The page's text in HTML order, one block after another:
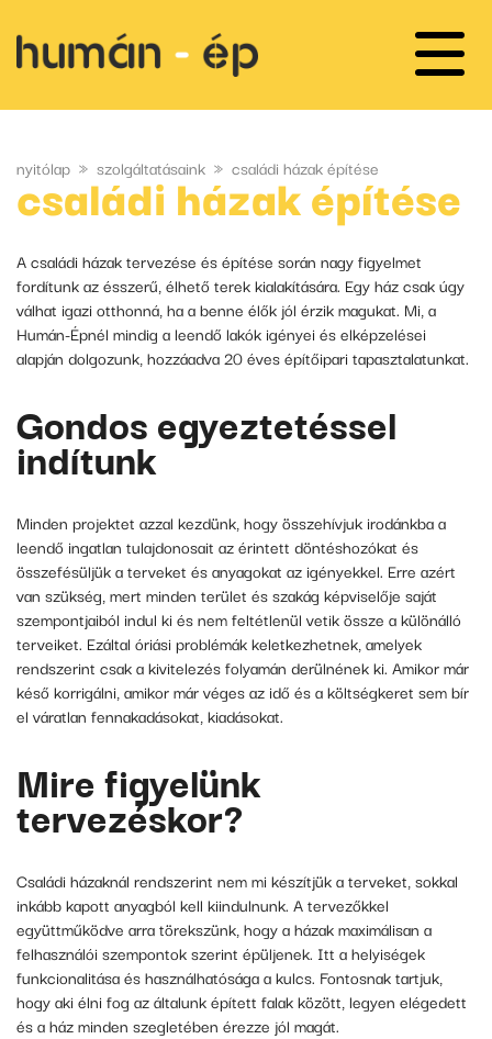
nyitólap » szolgáltatásaink » családi házak építése
családi házak építése
A családi házak tervezése és építése során nagy figyelmet
fordítunk az ésszerű, élhető terek kialakítására. Egy ház csak úgy
válhat igazi otthonná, ha a benne élők jól érzik magukat. Mi, a
Humán-Épnél mindig a leendő lakók igényei és elképzelései
alapján dolgozunk, hozzáadva 20 éves építőipari tapasztalatunkat.
Gondos egyeztetéssel
indítunk
Minden projektet azzal kezdünk, hogy összehívjuk irodánkba a
leendő ingatlan tulajdonosait az érintett döntéshozókat és
összefésüljük a terveket és anyagokat az igényekkel. Erre azért
van szükség, mert minden terület és szakág képviselője saját
szempontjaiból indul ki és nem feltétlenül vetik össze a különálló
terveiket. Ezáltal óriási problémák keletkezhetnek, amelyek
rendszerint csak a kivitelezés folyamán derülnének ki. Amikor már
késő korrigálni, amikor már véges az idő és a költségkeret sem bír
el váratlan fennakadásokat, kiadásokat.
Mire figyelünk
tervezéskor?
Családi házaknál rendszerint nem mi készítjük a terveket, sokkal
inkább kapott anyagból kell kiindulnunk. A tervezőkkel
együttműködve arra törekszünk, hogy a házak maximálisan a
felhasználói szempontok szerint épüljenek. Itt a helyiségek
funkcionalitása és használhatósága a kulcs. Fontosnak tartjuk,
hogy aki élni fog az általunk épített falak között, legyen elégedett
és a ház minden szegletében érezze jól magát.